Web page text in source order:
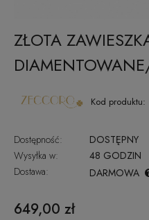
ZŁOTA
Kod produktu:
Dostępność:
DOSTĘPNY
Wysyłka w:
48 GODZIN
Dostawa:
DARMOWA
649,00 zł